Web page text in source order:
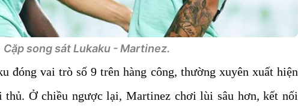
Cặp song sát Lukaku - Martinez.
đóng vai trò số 9 trên hàng công, thường xuyên xuất hiện
thủ. Ở chiều ngược lại, Martinez chơi lùi sâu hơn, kết nối